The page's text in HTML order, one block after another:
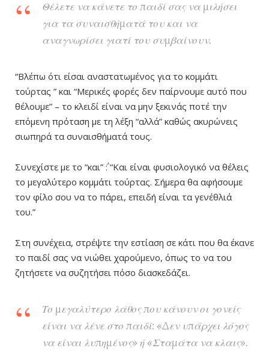
Θέλετε να κάνετε το παιδί σας να μιλήσει
για τα συναισθήματά του και να
αναγνωρίσει γιατί του συμβαίνουν.
“Βλέπω ότι είσαι αναστατωμένος για το κομμάτι
τούρτας ” και “Μερικές φορές δεν παίρνουμε αυτό που
θέλουμε” – το κλειδί είναι να μην ξεκινάς ποτέ την
επόμενη πρόταση με τη λέξη “αλλά” καθώς ακυρώνεις
σιωπηρά τα συναισθήματά τους.
Συνεχίστε με το “και” ΅: “Και είναι φυσιολογικό να θέλεις
το μεγαλύτερο κομμάτι τούρτας. Σήμερα θα αφήσουμε
τον φίλο σου να το πάρει, επειδή είναι τα γενέθλιά
του.”
Στη συνέχεια, στρέψτε την εστίαση σε κάτι που θα έκανε
το παιδί σας να νιώθει χαρούμενο, όπως το να του
ζητήσετε να συζητήσει πόσο διασκεδάζει.
Το μεγαλύτερο λάθος που κάνουν οι γονείς
είναι να λένε στο παιδί: «Δεν υπάρχει λόγος
να είναι λυπημένος» ή «Σταμάτα να κλαις».